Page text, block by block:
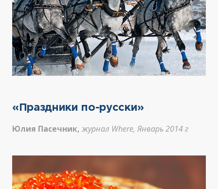
«Праздники по-русски»
Юлия Пасечник, журнал Where, Январь 2014 г